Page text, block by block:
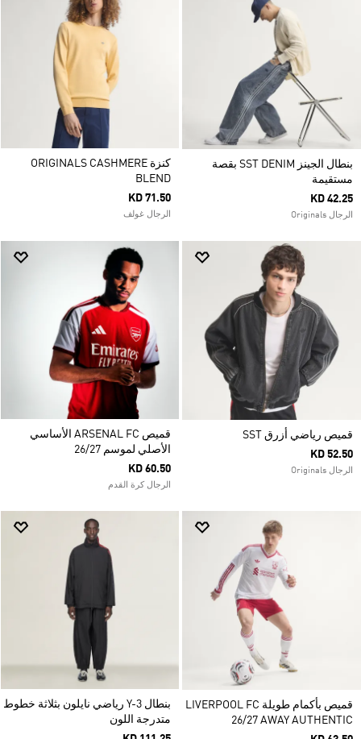
بنطال الجينز SST DENIM بقصة
مستقيمة
KD 42.25
الرجال Originals
كنزة ORIGINALS CASHMERE
BLEND
KD 71.50
الرجال غولف
قميص رياضي أزرق SST
KD 52.50
الرجال Originals
قميص ARSENAL FC الأساسي
الأصلي لموسم 26/27
KD 60.50
الرجال كرة القدم
قميص بأكمام طويلة LIVERPOOL FC
26/27 AWAY AUTHENTIC
بنطال Y-3 رياضي نايلون بثلاثة خطوط
متدرجة اللون